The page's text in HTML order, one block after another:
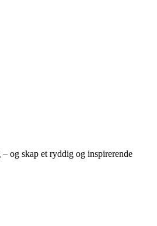
og skap et ryddig og inspirerende